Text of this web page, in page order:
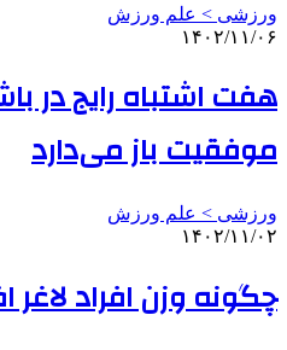
ورزشی > علم ورزش
۱۴۰۲/۱۱/۰۶
هفت اشتباه رایج در
موفقیت باز می‌دارد
ورزشی > علم ورزش
۱۴۰۲/۱۱/۰۲
چگونه وزن افراد لاغر